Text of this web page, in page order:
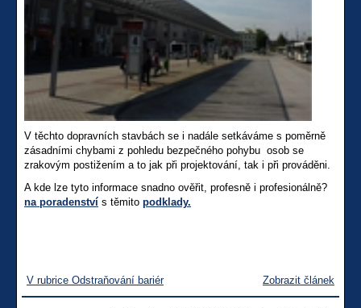
V těchto dopravních stavbách se i nadále setkáváme s poměrně
zásadními chybami z pohledu bezpečného pohybu osob se
zrakovým postižením a to jak při projektování, tak i při prováděni.
A kde lze tyto informace snadno ověřit, profesně i profesionálně?
na poradenství s těmito podklady.
V rubrice Odstraňování bariér Zobrazit článek